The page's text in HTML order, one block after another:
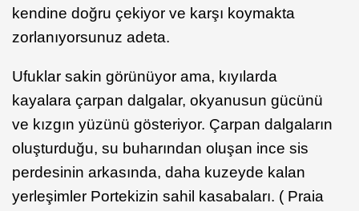
kendine doğru çekiyor ve karşı koymakta
zorlanıyorsunuz adeta.
Ufuklar sakin görünüyor ama, kıyılarda
kayalara çarpan dalgalar, okyanusun gücünü
ve kızgın yüzünü gösteriyor. Çarpan dalgaların
oluşturduğu, su buharından oluşan ince sis
perdesinin arkasında, daha kuzeyde kalan
yerleşimler Portekizin sahil kasabaları. ( Praia